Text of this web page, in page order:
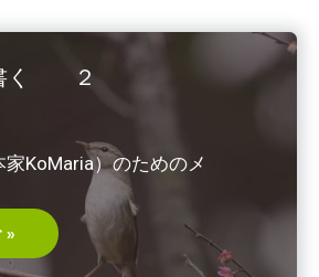
く ２
KoMaria）のためのメ
»